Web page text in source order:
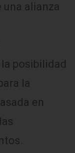
alianza
posibilidad
la
en